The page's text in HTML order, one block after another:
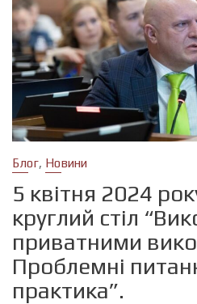
Блог, Новини
5 квітня 2024
круглий стіл
приватними
Проблемні
практика”.